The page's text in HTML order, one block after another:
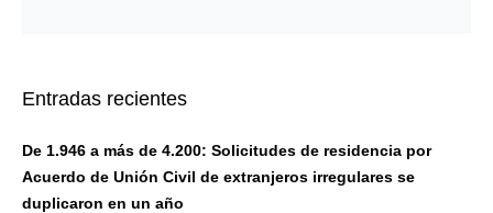
Entradas recientes
De 1.946 a más de 4.200: Solicitudes de residencia por
Acuerdo de Unión Civil de extranjeros irregulares se
duplicaron en un año